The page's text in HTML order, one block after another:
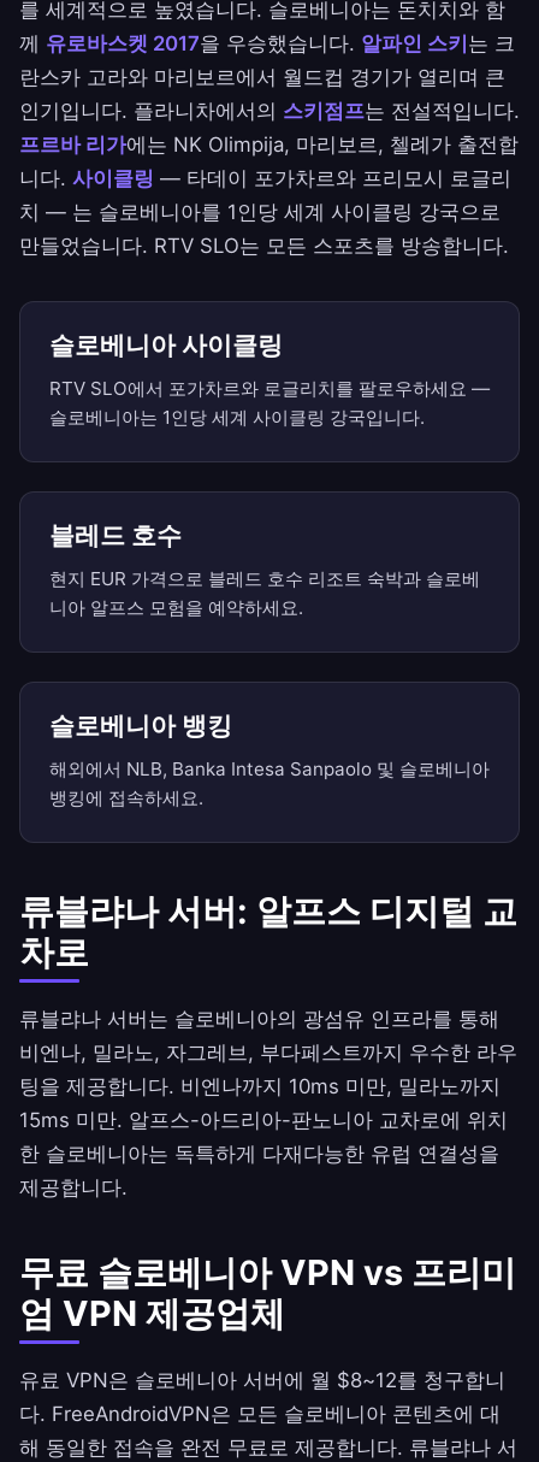
를 세계적으로 높였습니다. 슬로베니아는 돈치치와 함
께 유로바스켓 2017을 우승했습니다. 알파인 스키 는 크
란스카 고라와 마리보르에서 월드컵 경기가 열리며 큰
인기입니다. 플라니차에서의 스키점프는 전설적입니다.
프르바 리가에는 NK Olimpija, 마리보르, 첼례가 출전합
니다. 사이클링 — 타데이 포가차르와 프리모시 로글리
치 — 는 슬로베니아를 1인당 세계 사이클링 강국으로
만들었습니다. RTV SLO는 모든 스포츠를 방송합니다.
슬로베니아 사이클링
RTV SLO에서 포가차르와 로글리치를 팔로우하세요 —
슬로베니아는 1인당 세계 사이클링 강국입니다.
블레드 호수
현지 EUR 가격으로 블레드 호수 리조트 숙박과 슬로베
니아 알프스 모험을 예약하세요.
슬로베니아 뱅킹
해외에서 NLB, Banka Intesa Sanpaolo 및 슬로베니아
뱅킹에 접속하세요.
류블랴나 서버: 알프스 디지털 교
차로
류블랴나 서버는 슬로베니아의 광섬유 인프라를 통해
비엔나, 밀라노, 자그레브, 부다페스트까지 우수한 라우
팅을 제공합니다. 비엔나까지 10ms 미만, 밀라노까지
15ms 미만. 알프스-아드리아-판노니아 교차로에 위치
한 슬로베니아는 독특하게 다재다능한 유럽 연결성을
제공합니다.
무료 슬로베니아 VPN vs 프리미
엄 VPN 제공업체
유료 VPN은 슬로베니아 서버에 월 $8~12를 청구합니
다. FreeAndroidVPN은 모든 슬로베니아 콘텐츠에 대
해 동일한 접속을 완전 무료로 제공합니다. 류블랴나 서